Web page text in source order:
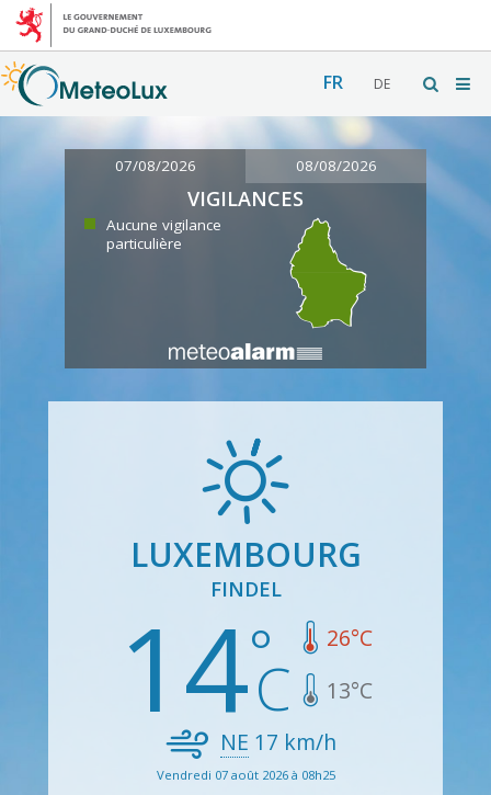
FR DE
07/08/2026 08/08/2026
VIGILANCES
Aucune vigilance
particulière
LUXEMBOURG
FINDEL
14 26°C
13°C
NE 17 km/h
Vendredi 07 août 2026 à 08h25